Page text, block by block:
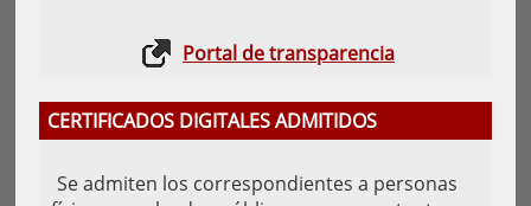
Portal de transparencia
CERTIFICADOS DIGITALES ADMITIDOS
Se admiten los correspondientes a personas